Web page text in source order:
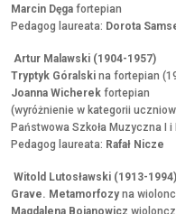
Marcin Dęga fortepian
Pedagog laureata: Dorota
Artur Malawski (1904-1957)
Tryptyk Góralski na fortepian
Joanna Wicherek fortepian
(wyróżnienie w kategorii
Państwowa Szkoła Muzyczna I
Pedagog laureata: Rafał Nicze
Witold Lutosławski (1913-1994)
Grave. Metamorfozyna